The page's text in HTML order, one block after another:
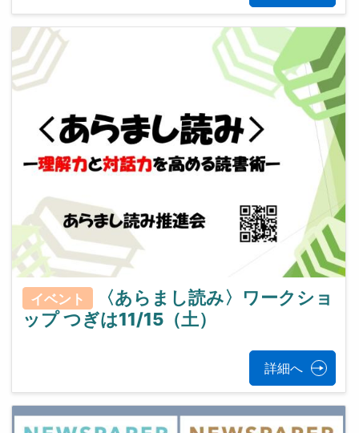
イベント
〈あらまし読み〉ワークショ
ップ つぎは11/15（土）
詳細へ